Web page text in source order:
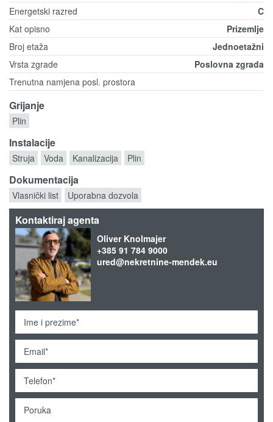
Energetski razred
C
Kat opisno
Prizemlje
Broj etaža
Jednoetažni
Vrsta zgrade
Poslovna zgrada
Trenutna namjena posl. prostora
Grijanje
Plin
Instalacije
Struja Voda Kanalizacija Plin
Dokumentacija
Vlasnički list Uporabna dozvola
Kontaktiraj agenta
Oliver Knolmajer
+385 91 784 9000
ured@nekretnine-mendek.eu